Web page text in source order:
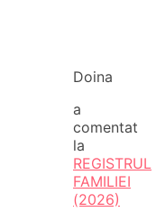
Doina
a
comentat
la
REGISTRUL
FAMILIEI
(2026)